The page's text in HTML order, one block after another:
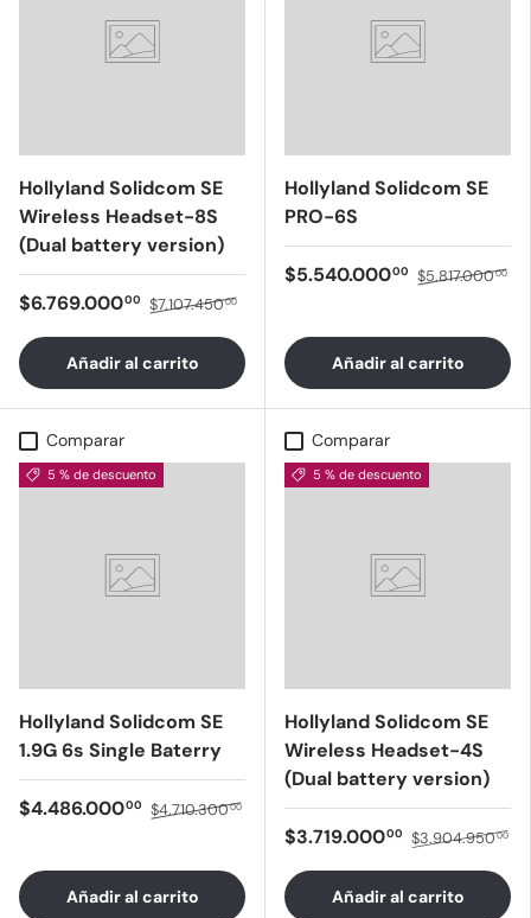
Hollyland Solidcom SE
Wireless Headset-8S
(Dual battery version)
$6.769.00000 $7.107.45000
Añadir al carrito
Hollyland Solidcom SE
PRO-6S
$5.540.00000 $5.817.00000
Añadir al carrito
Comparar
5 % de descuento
Hollyland Solidcom SE
1.9G 6s Single Baterry
$4.486.00000 $4.710.30000
Añadir al carrito
Comparar
5 % de descuento
Hollyland Solidcom SE
Wireless Headset-4S
(Dual battery version)
$3.719.00000 $3.904.95000
Añadir al carrito